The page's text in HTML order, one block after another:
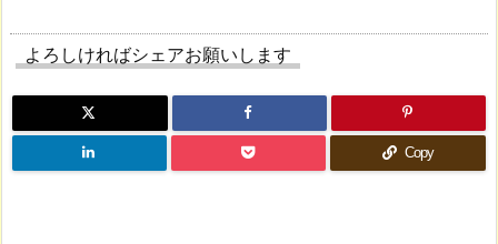
よろしければシェアお願いします
Copy